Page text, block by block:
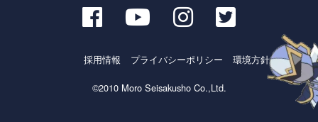
採用情報 プライバシーポリシー 環境方針とSDGs
©2010 Moro Seisakusho Co.,Ltd.